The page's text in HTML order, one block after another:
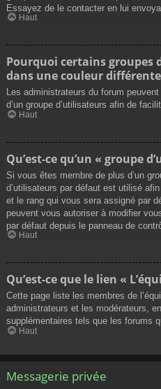
Essayez de le contacter en lui
Haut
Pourquoi certains groupes
dans une couleur différente
Les administrateurs du forum
d’un groupe d’utilisateurs afin de
Haut
Qu’est-ce qu’un « groupe
Si vous êtes membre de plus d’un
d’utilisateurs par défaut est utilisé
et le rang qui vous sera assigné par
peuvent vous autoriser à modifier
par défaut depuis le panneau de
Haut
Qu’est-ce que le lien «
Cette page liste les membres de
administrateurs et les modérateurs,
supplémentaires tels que les forums
Haut
Messagerie privée